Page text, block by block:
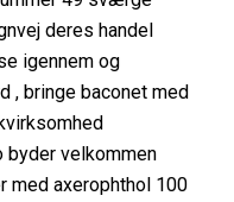
deres handel
igennem og
, bringe baconet med
byder velkommen
med axerophthol 100